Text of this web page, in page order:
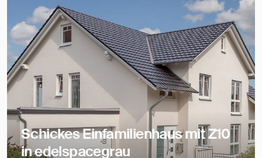
Schickes Einfamilienhaus mit Z10
in edelspacegrau